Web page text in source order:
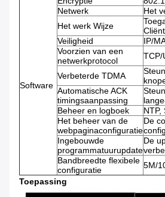
Software
Netwerk
Het
Het werk Wijze
Veiligheid
IP/
Voorzien van een
netwerkprotocol
TCP/
Verbeterde TDMA
Automatische ACK
timingsaanpassing
Beheer en logboek
NTP,
Het beheer van de
webpaginaconfiguratie
De
Ingebouwde
programmatuurupdate
De
Bandbreedte flexibele
configuratie
5M/
Toepassing